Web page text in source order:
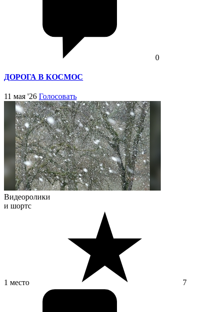
0
ДОРОГА В КОСМОС
11 мая '26 Голосовать
Видеоролики
и шортс
1 место 7